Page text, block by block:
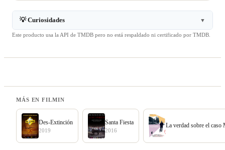
💡 Curiosidades ▼
Este producto usa la API de TMDB pero no está respaldado ni certificado por TMDB.
MÁS EN FILMIN
Des-Extinción
2019
Santa Fiesta
2016
La verdad sobre el caso